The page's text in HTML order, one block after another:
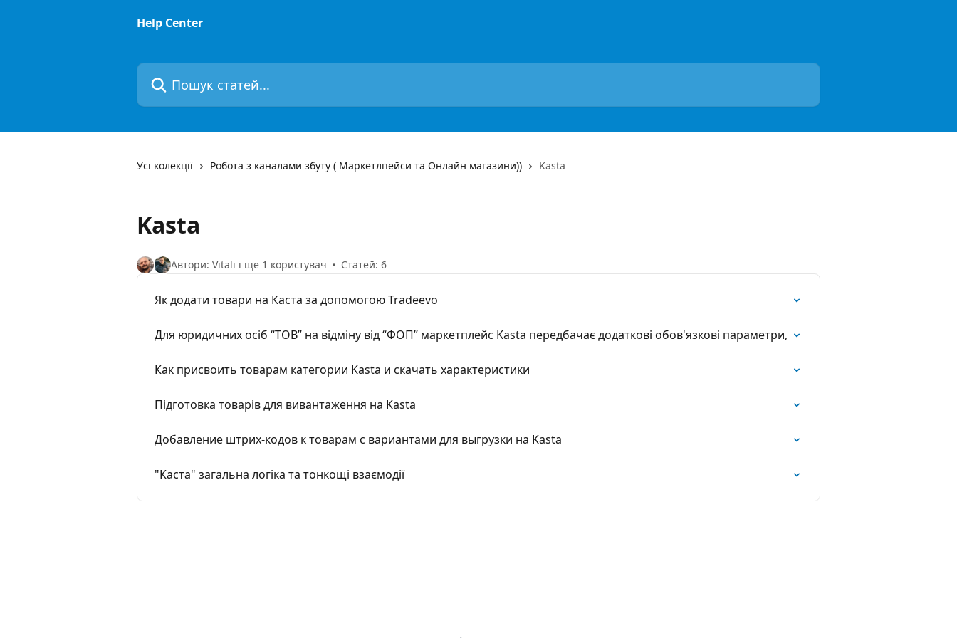
Help Center
Пошук статей...
Усі колекції Робота з каналами збуту ( Маркетлпейси та Онлайн магазини)) Kasta
Kasta
Автори: Vitali і ще 1 користувач Статей: 6
Як додати товари на Каста за допомогою Tradeevo
Для юридичних осіб “ТОВ” на відміну від “ФОП” маркетплейс Kasta передбачає додаткові обов'язкові параметри,
Как присвоить товарам категории Kasta и скачать характеристики
Підготовка товарів для вивантаження на Kasta
Добавление штрих-кодов к товарам с вариантами для выгрузки на Kasta
"Каста" загальна логіка та тонкощі взаємодії